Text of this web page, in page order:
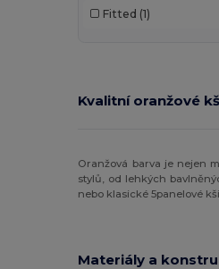
Fitted (1)
Kvalitní oranžové
Oranžová barva je nejen
stylů, od lehkých
nebo klasické 5panelové
Materiály a